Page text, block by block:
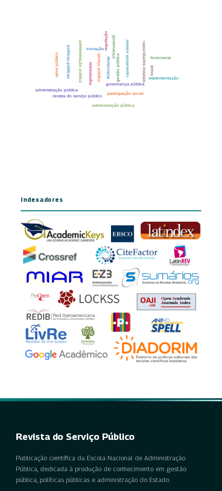
Indexadores
Revista do Serviço Público
Publicação científica da Escola Nacional de Administração
Pública, dedicada à produção de conhecimento em gestão
pública, políticas públicas e administração do Estado.